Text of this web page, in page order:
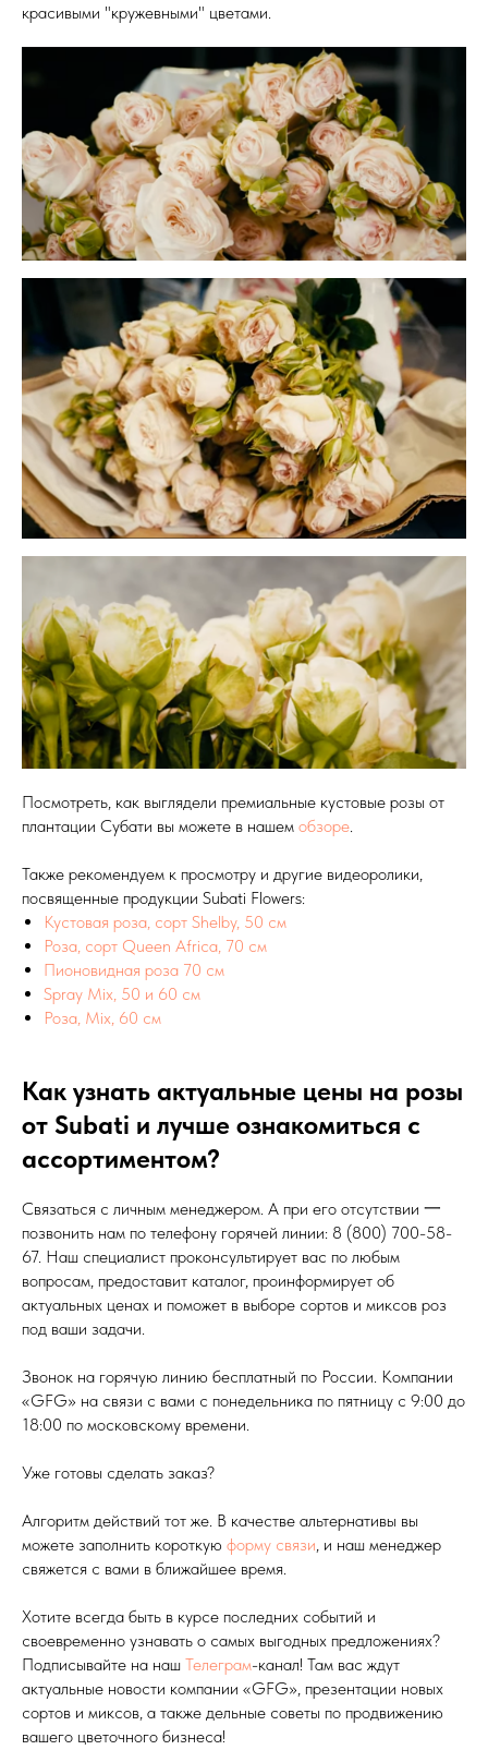
красивыми "кружевными" цветами.
Посмотреть, как выглядели премиальные кустовые розы от
плантации Субати вы можете в нашем обзоре.
Также рекомендуем к просмотру и другие видеоролики,
посвященные продукции Subati Flowers:
Кустовая роза, сорт Shelby, 50 см
Роза, сорт Queen Africa, 70 см
Пионовидная роза 70 см
Spray Mix, 50 и 60 см
Роза, Mix, 60 см
Как узнать актуальные цены на розы
от Subati и лучше ознакомиться с
ассортиментом?
Связаться с личным менеджером. А при его отсутствии 一
позвонить нам по телефону горячей линии: 8 (800) 700-58-
67. Наш специалист проконсультирует вас по любым
вопросам, предоставит каталог, проинформирует об
актуальных ценах и поможет в выборе сортов и миксов роз
под ваши задачи.
Звонок на горячую линию бесплатный по России. Компании
«GFG» на связи с вами с понедельника по пятницу с 9:00 до
18:00 по московскому времени.
Уже готовы сделать заказ?
Алгоритм действий тот же. В качестве альтернативы вы
можете заполнить короткую форму связи, и наш менеджер
свяжется с вами в ближайшее время.
Хотите всегда быть в курсе последних событий и
своевременно узнавать о самых выгодных предложениях?
Подписывайте на наш Телеграм-канал! Там вас ждут
актуальные новости компании «GFG», презентации новых
сортов и миксов, а также дельные советы по продвижению
вашего цветочного бизнеса!